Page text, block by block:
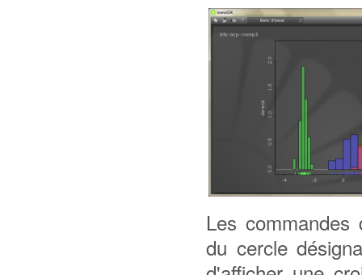
Les commandes
du cercle